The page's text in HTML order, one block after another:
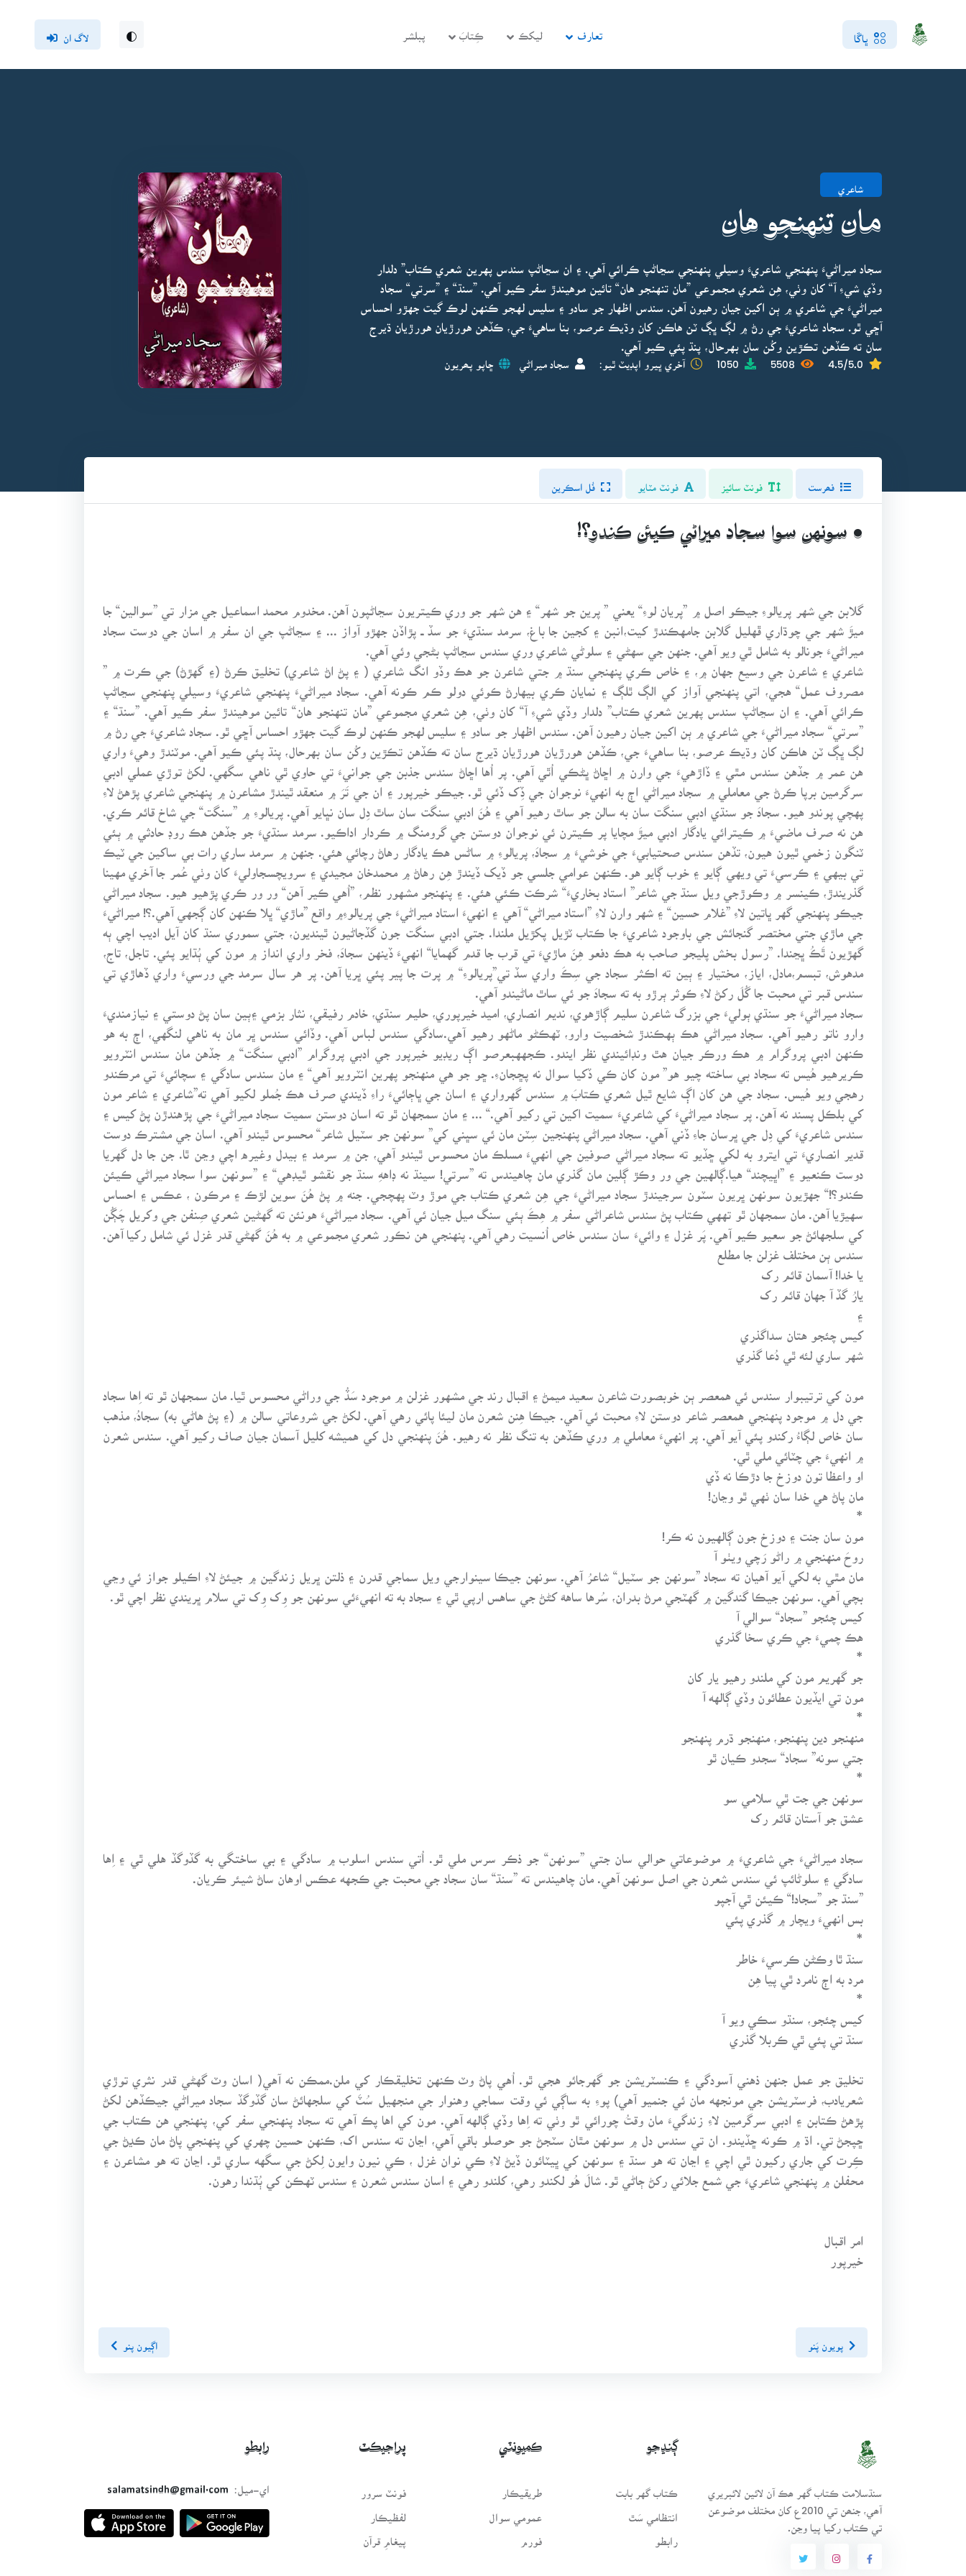
ڀاڱا تعارف ليکڪ ڪِتابَ پبلشر لاگ ان
شاعري
مان تنهنجو هان
سجاد ميراڻيءَ پنهنجي شاعريءَ وسيلي پنهنجي سڃاڻپ ڪرائي آهي. ۽ ان سڃاڻپ سندس پهرين شعري ڪتاب” دلدار
وڏي شيءِ آ“ کان وٺي، هِن شعري مجموعي ”مان تنهنجو هان“ تائين موهيندڙ سفر ڪيو آهي. ”سنڌ“ ۽ ”سرتي“ سجاد
ميراڻيءَ جي شاعري ۾ ٻن اکين جيان رهيون آهن. سندس اظهار جو سادو ۽ سليس لهجو ڪنهن لوڪ گيت جهڙو احساس
آڇي ٿو. سجاد شاعريءَ جي رڻ ۾ لڳ ڀڳ ٽن هاڪن کان وڌيڪ عرصو، بنا ساهيءَ جي، ڪڏهن هورڙيان هورڙيان ڌيرج
سان ته ڪڏهن تڪڙين وکُن سان بهرحال، پنڌ پئي ڪيو آهي.
4.5/5.0
5508
1050 آخري ڀيرو اپڊيٽ ٿيو: سجاد ميراڻي ڇاپو پھريون
فونٽ سائيز فونٽ مٽايو فُل اسڪرين
• سونهن سوا سجاد ميراڻي ڪيئن ڪندو؟!
گلابن جي شهر پريالوءِ جيڪو اصل ۾ ”پريان لوءِ“ يعني ” پرين جو شهر“ ۽ هن شهر جو وري ڪيتريون سڃاڻپون آهن. مخدوم محمد اسماعيل جي مزار تي ”سوالين“ جا
ميڙَ شهر جي چوڌاري ڦهليل گلابن جامهڪندڙ کيت،انبن ۽ کجين جا باغ، سرمد سنڌيءَ جو سڏ ــ پڙاڏن جهڙو آواز ... ۽ سڃاڻپ جي ان سفر ۾ اسان جي دوست سجاد
ميراڻيءَ جونالو به شامل ٿي ويو آهي. جنهن جي سهڻي ۽ سلوڻي شاعري وري سندس سڃاڻپ بڻجي وئي آهي.
شاعري ۽ شاعرن جي وسيع جهان ۾، ۽ خاص ڪري پنهنجي سنڌ ۾ جتي شاعرن جو هڪ وڏو انگ شاعري ( ۽ پڻ اڻ شاعري) تخليق ڪرڻ (۽ گهڙڻ) جي ڪرت ۾ ”
مصروف عمل“ هجي، اتي پنهنجي آواز کي الڳ ٿلڳ ۽ نمايان ڪري بيهارڻ ڪوئي دولو ڪم ڪونه آهي. سجاد ميراڻيءَ پنهنجي شاعريءَ وسيلي پنهنجي سڃاڻپ
ڪرائي آهي. ۽ ان سڃاڻپ سندس پهرين شعري ڪتاب” دلدار وڏي شيءِ آ“ کان وٺي، هِن شعري مجموعي ”مان تنهنجو هان“ تائين موهيندڙ سفر ڪيو آهي. ”سنڌ“ ۽
”سرتي“ سجاد ميراڻيءَ جي شاعري ۾ ٻن اکين جيان رهيون آهن. سندس اظهار جو سادو ۽ سليس لهجو ڪنهن لوڪ گيت جهڙو احساس آڇي ٿو. سجاد شاعريءَ جي رڻ ۾
لڳ ڀڳ ٽن هاڪن کان وڌيڪ عرصو، بنا ساهيءَ جي، ڪڏهن هورڙيان هورڙيان ڌيرج سان ته ڪڏهن تڪڙين وکُن سان بهرحال، پنڌ پئي ڪيو آهي. موٽندڙ وهيءَ واري
هن عمر ۾ جڏهن سندس مٿي ۽ ڏاڙهيءَ جي وارن ۾ اڇاڻ ڀڻڪي اُٿي آهي. پر اُها اڇاڻ سندس جذبن جي جوانيءَ تي حاوي ٿي ناهي سگهي. لکڻ توڙي عملي ادبي
سرگرمين برپا ڪرڻ جي معاملي ۾ سجاد ميراڻي اڄ به انهيءَ نوجوان جي ڏِک ڏئي ٿو. جيڪو خيرپور ۽ ان جي تَرَ ۾ منعقد ٿيندڙ مشاعرن ۾ پنهنجي شاعري پڙهڻ لاءِ
پهچي پوندو هيو. سجادَ جو سنڌي ادبي سنگت سان به سالن جو ساٿ رهيو آهي ۽ هُنَ ادبي سنگت سان ساٿ دِل سان نڀايو آهي. پريالوءِ ۾ ”سنگت“ جي شاخ قائم ڪري.
هن نه صرف ماضيءَ ۾ ڪيترائي يادگار ادبي ميڙَ مچايا پر ڪيترن ئي نوجوان دوستن جي گرومنگ ۾ ڪردار اداڪيو. سرمد سنڌيءَ جو جڏهن هڪ روڊ حادثي ۾ ٻئي
ٽنگون زخمي ٿيون هيون، تڏهن سندس صحتيابيءَ جي خوشيءَ ۾ سجادَ، پريالوءِ ۾ ساڻس هڪ يادگار رهاڻ رچائي هئي. جنهن ۾ سرمد ساري رات بي ساکين جي ٽيڪ
تي بيهي ۽ ڪرسيءَ تي ويهي ڳايو ۽ خوب ڳايو هو. ڪنهن عوامي جلسي جو ڏيک ڏيندڙ هِن رهاڻ ۾ محمدخان مجيدي ۽ سرويچسجاوليءَ کان وٺي عُمر جا آخري مهينا
گذريندڙ، ڪينسر ۾ وڪوڙجي ويل سنڌ جي شاعر” استاد بخاريءَ“ شرڪت ڪئي هئي. ۽ پنهنجو مشهور نظم، ”اُهي ڪير آهن“ ور ور ڪري پڙهيو هيو. سجاد ميراڻي
جيڪو پنهنجي گهر ڀاتين لاءِ ”غلام حسين“ ۽ شهر وارن لاءِ ”استاد ميراڻي“ آهي ۽ انهيءَ استاد ميراڻيءَ جي پريالوءِ۾ واقع ”ماڙي“ ڀلا ڪنهن کان ڳجهي آهي.؟! ميراڻيءَ
جي ماڙي جتي مختصر گنجائش جي باوجود شاعريءَ جا ڪتاب ٽڙيل پکڙيل ملندا. جتي ادبي سنگت جون گڏجاڻيون ٿينديون، جتي سموري سنڌ کان آيل اديب اچي ٻه
گهڙيون ٿَڪُ ڀڃندا. ”رسول بخش پليجو صاحب به هڪ دفعو هِنَ ماڙيءَ تي قرب جا قدم گهمايا“ انهيءَ ڏينهن سجادَ، فخر واري انداز ۾ مون کي ٻُڌايو پئي. تاجل، تاج،
مدهوش، تبسم،مادل، اياز، مختيار ۽ ٻين ته اڪثر سجاد جي سِڪَ واري سڏ تي”پريالوءِ“ ۾ پرت جا پير پئي ڀريا آهن. پر هر سال سرمد جي ورسيءَ واري ڏهاڙي تي
سندس قبر تي محبت جا گُلَ رکڻ لاءِ ڪوثر ٻرڙو به ته سجادَ جو ئي ساٿ ماڻيندو آهي.
سجاد ميراڻيءَ جو سنڌي ٻوليءَ جي بزرگ شاعرن سليم ڳاڙهوي، نديم انصاري، اميد خيرپوري، حليم سنڌي، خادم رفيقي، نثار بزمي ۽ٻين سان پڻ دوستي ۽ نيازمنديءَ
وارو ناتو رهيو آهي. سجاد ميراڻي هڪ ٻهڪندڙ شخصيت وارو، ٽهڪڻو ماڻهو رهيو آهي.سادگي سندس لباس آهي. وڏائي سندس ڀر مان به ناهي لنگهي، اڄ به هو
ڪنهن ادبي پروگرام ۾ هڪ ورڪر جيان هٿ ونڊائيندي نظر ايندو. ڪجههبعرصو اڳ ريڊيو خيرپور جي ادبي پروگرام ”ادبي سنگت“ ۾ جڏهن مان سندس انٽرويو
ڪريرهيو هُيس ته سجاد بي ساخته چيو هو” مون کان ڪي ڏکيا سوال نه پڇجانءِ. ڇو جو هي منهنجو پهرين انٽرويو آهي“ ۽ مان سندس سادگي ۽ سچائيءَ تي مرڪندو
رهجي ويو هُيس. سجاد جي هن کان اڳ شايع ٿيل شعري ڪتابَ ۾ سندس گهرواري ۽ اسان جي ڀاڄائيءَ راءِ ڏيندي صرف هڪ جُملو لکيو آهي ته”شاعري ۽ شاعر مون
کي بلڪل پسند نه آهن. پر سجاد ميراڻيءَ کي شاعريءَ سميت اکين تي رکيو آهي.“ ... ۽ مان سمجهان ٿو ته اسان دوستن سميت سجاد ميراڻيءَ جي پڙهندڙن پڻ کيس ۽
سندس شاعريءَ کي دِل جي ڀرسان جاءِ ڏني آهي. سجاد ميراڻي پنهنجين سِٽن مان ئي سڀني کي” سونهن جو سٽيل شاعر“ محسوس ٿيندو آهي. اسان جي مشترڪ دوست
قدير انصاريءَ تي ايترو به لکي ڇڏيو ته سجاد ميراڻي صوفين جي انهيءَ مسلڪ مان محسوس ٿيندو آهي، جن ۾ سرمد ۽ بيدل وغيره اچي وڃن ٿا. جن جا دل گهريا
دوست ڪنعيو ۽ ”اڀيچند“ هيا.ڳالهين جي ور وڪڙ ڳلين مان گذري مان چاهيندس ته ”سرتي! سينڌ نه ڊاههِ سنڌ جو نقشو ٿيڊهي“ ۽ ”سونهن سوا سجاد ميراڻي ڪيئن
ڪندو؟!“ جهڙيون سونهن ڀريون سٽون سرجيندڙ سجاد ميراڻيءَ جي هِن شعري ڪتاب جي موڙ وٽ پهچجي. جنه ۾ پڻ هُنَ سوين لڙڪ ۽ مرڪون ، عڪس ۽ احساس
سهيڙيا آهن. مان سمجهان ٿو تههي ڪتاب پڻ سندس شاعراڻي سفر ۾ هِڪَ ٻئي سنگ ميل جيان ئي آهي. سجاد ميراڻيءَ هونئن ته گهڻين شعري صِنفن جي وکريل چَڳُن
کي سلجهائڻ جو سعيو ڪيو آهي. پَر غزل ۽ وائيءَ سان سندس خاص اُنسيت رهي آهي. پنهنجي هن نڪور شعري مجموعي ۾ به هُنَ گهڻي قدر غزل ئي شامل رکيا آهن.
سندس ٻن مختلف غزلن جا مطلع
يا خدا! آسمان قائم رک
يارُ گڏ آ جهان قائم رک
کيس چئجو هتان سداگذري
شهر ساري لئه ٿي دُعا گذري
مون کي ترتيبوار سندس ئي همعصر ٻن خوبصورت شاعرن سعيد ميمڻ ۽ اقبال رند جي مشهور غزلن ۾ موجود سَڏُ جي وراڻي محسوس ٿيا. مان سمجهان ٿو ته اِها سجاد
جي دل ۾ موجود پنهنجي همعصر شاعر دوستن لاءِ محبت ئي آهي. جيڪا هِنن شعرن مان ليئا پائي رهي آهي. لکڻ جي شروعاتي سالن ۾ (۽ پڻ هاڻي به) سجادُ، مذهب
سان خاص لڳاءُ رکندو پئي آيو آهي. پر انهيءَ معاملي ۾ وري ڪڏهن به تنگ نظر نه رهيو. هُنَ پنهنجي دل کي هميشه کليل آسمان جيان صاف رکيو آهي. سندس شعرن
۾ انهيءَ جي چٽائي ملي ٿي.
او واعظا تون دوزخ جا دڙڪا نه ڏي
مان پاڻ هي خدا سان ٺهي ٿو وڃان!
*
مون سان جنت ۽ دوزخ جون ڳالهيون نه ڪر!
روحَ منهنجي ۾ راڻو رَچي ويٺو آ
مان مٿي به لکي آيو آهيان ته سجاد ”سونهن جو سٽيل“ شاعرُ آهي. سونهن جيڪا سينوارجي ويل سماجي قدرن ۽ ذلتن ڀريل زندگين ۾ جيئڻ لاءِ اڪيلو جواز ئي وڃي
بچي آهي. سونهن جيڪا گندگين ۾ گهٽجي مرڻ بدران، سُرها ساههَ کڻڻ جي ساهس ارپي ٿي ۽ سجاد به ته انهيءَئي سونهن جو وِک وِک تي سلام ڀريندي نظر اچي ٿو.
کيس چئجو ”سجاد“ سوالي آ
هڪ چميءَ جي ڪري سخا گذري
*
جو گهريم مون کي ملندو رهيو يار کان
مون تي ايڏيون عطائون وڏي ڳالهه آ
*
جتي سونه” سجاد“ سجدو ڪيان ٿو
*
سونهن جي جت ٿي سلامي سو
عشق جو آستان قائم رک
سجاد ميراڻيءَ جي شاعريءَ ۾ موضوعاتي حوالي سان جتي ”سونهن“ جو ذڪر سرس ملي ٿو. اُتي سندس اسلوب ۾ سادگي ۽ بي ساختگي به گڏوگڏ هلي ٿي ۽ اِها
سادگي ۽ سلوڻائپ ئي سندس شعرن جي اصل سونهن آهي. مان چاهيندس ته ”سنڌ“ سان سجاد جي محبت جي ڪجهه عڪس اوهان ساڻ شيئر ڪريان.
”سنڌ جو ”سجاد!“ ڪيئن ٿي آجپو
بس انهيءَ ويچار ۾ گذري پئي
*
سنڌ ٿا وڪڻن ڪرسيءَ خاطر
مرد به اڄ نامرد ٿي پيا هِن
*
کيس چئجو، سنڌو سڪي ويو آ
سنڌ تي پئي ٿي ڪربلا گذري
تخليق جو عمل جنهن ذهني آسودگي ۽ ڪنسٽريشن جو گهرجائو هجي ٿو. اُهي پاڻ وٽ ڪنهن تخليقڪار کي ملن.ممڪن نه آهي( اسان وٽ گهڻي قدر نثري توڙي
شعريادب، فرسٽريشن جي مونجهه مان ئي جنميو آهي) پوءِ به ساڳي ئي وقت سماجي وهنوار جي منجهيل سُٽَ کي سلجهائڻ سان گڏوگڏ سجاد ميراڻي جيڪڏهن لکڻ
پڙهڻ ڪتابن ۽ ادبي سرگرمين لاءِ زندگيءَ مان وقتُ چورائي ٿو وٺي ته اِها وڏي ڳالهه آهي. مون کي اها پڪ آهي ته سجاد پنهنجي سفر کي، پنهنجي هن ڪتاب جي
ڇپجڻ تي. اڌ ۾ ڪونه ڇڏيندو. ان تي سندس دل ۾ سونهن مٿان سٽجڻ جو حوصلو باقي آهي، اڃان ته سندس اک، ڪنهن حسين چهري کي پنهنجي پاڻ مان ڪڍڻ جي
ڪِرت کي جاري رکيون ٿي اچي ۽ اڃان ته هو سنڌ ۽ سونهن کي ڀيٽائون ڏيڻ لاءِ ڪي نوان غزل ، ڪي نيون وايون لِکڻ جي سگهه ساري ٿو. اڃان ته هو مشاعرن ۽
محفلن ۾ پنهنجي شاعريءَ جي شمع جلائي رکڻ ڄاڻي ٿو. شالَ هُو لکندو رهي، کلندو رهي ۽ اسان سندس شعرن ۽ سندس ٽهڪن کي ٻُڌندا رهون.
امر اقبال
پويون پَنو اڳيون پنو
سنڌسلامت ڪتاب گهر ھڪ آن لائين لائبريري
آھي، جنھن تي 2010ع کان مختلف موضوعن
تي ڪتاب رکيا پيا وڃن.
ڳنڍجو
ڪتاب گهر بابت
انتظامي سَٿ
رابطو
ڪميونٽي
طريقيڪار
عمومي سوال
فورم
پراجيڪٽ
فونٽ سرور
لفظيڪار
پيغامِ قرآن
رابطو
اي-ميل:
salamatsindh@gmail.com